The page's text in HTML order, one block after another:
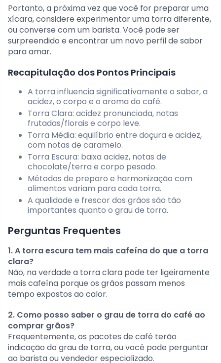
Portanto, a próxima vez que você for preparar uma
xícara, considere experimentar uma torra diferente,
ou converse com um barista. Você pode ser
surpreendido e encontrar um novo perfil de sabor
para amar.
Recapitulação dos Pontos Principais
A torra influencia significativamente o sabor, a
acidez, o corpo e o aroma do café.
Torra Clara: acidez pronunciada, notas
frutadas/florais e corpo leve.
Torra Média: equilíbrio entre doçura e acidez,
com notas de caramelo.
Torra Escura: baixa acidez, notas de
chocolate/terra e corpo pesado.
Métodos de preparo e harmonização com
alimentos variam para cada torra.
A qualidade e frescor dos grãos são tão
importantes quanto o grau de torra.
Perguntas Frequentes
1. A torra escura tem mais cafeína do que a torra
clara?
Não, na verdade a torra clara pode ter ligeiramente
mais cafeína porque os grãos passam menos
tempo expostos ao calor.
2. Como posso saber o grau de torra do café ao
comprar grãos?
Frequentemente, os pacotes de café terão
indicação do grau de torra, ou você pode perguntar
ao barista ou vendedor especializado.